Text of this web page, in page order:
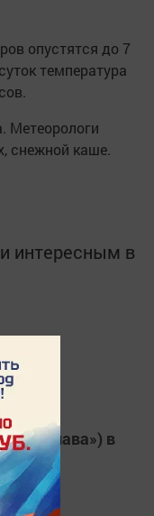
опустятся до 7
температура
Метеорологи
снежной каше.
интересным в
в
слава») в